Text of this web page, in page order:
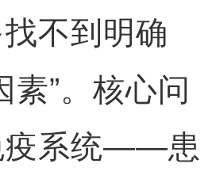
不到明确
素”。核心问
疫系统——患